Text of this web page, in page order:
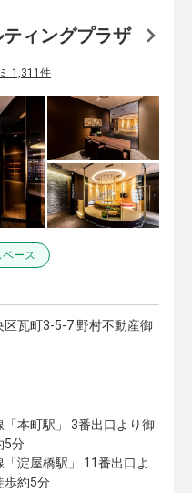
ィングプラザ
1,311件
ペース
区瓦町3-5-7 野村不動産御
「本町駅」 3番出口より御
5分
「淀屋橋駅」 11番出口よ
歩約5分